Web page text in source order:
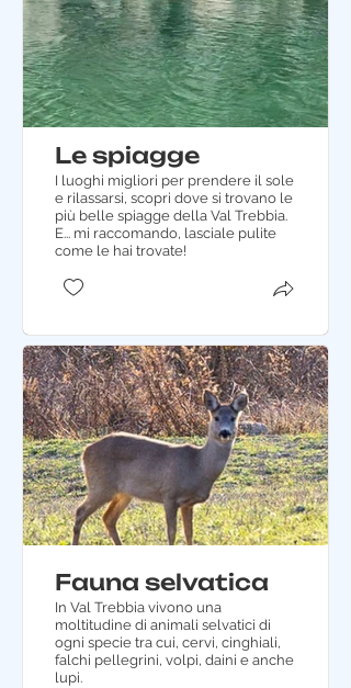
Le spiagge
I luoghi migliori per prendere il sole
e rilassarsi, scopri dove si trovano le
più belle spiagge della Val Trebbia.
E... mi raccomando, lasciale pulite
come le hai trovate!
Fauna selvatica
In Val Trebbia vivono una
moltitudine di animali selvatici di
ogni specie tra cui, cervi, cinghiali,
falchi pellegrini, volpi, daini e anche
lupi.